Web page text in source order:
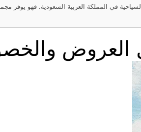
السياحية في المملكة العربية السعودية. فهو
العروض